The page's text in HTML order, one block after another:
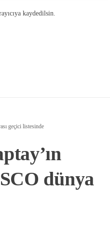
kaydedilsin.
geçici listesinde
dünya